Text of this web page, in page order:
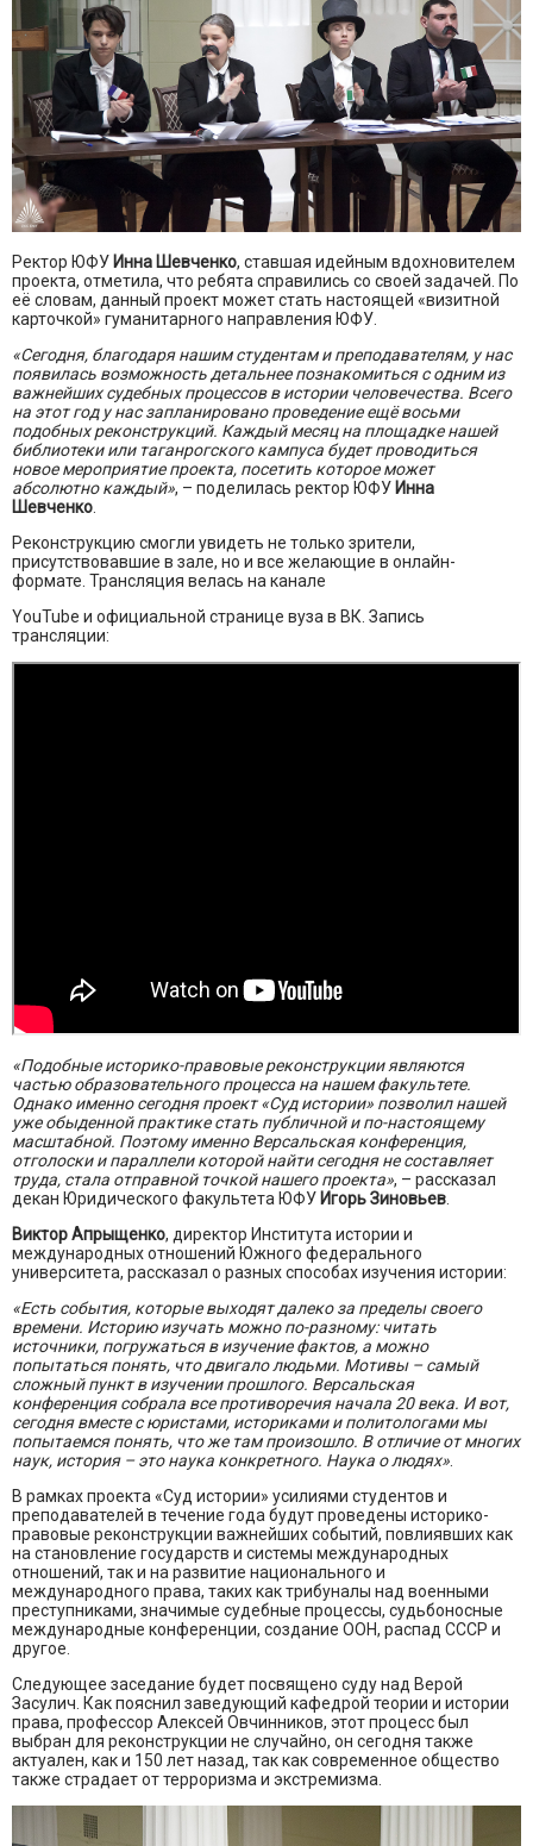
Ректор ЮФУ Инна Шевченко, ставшая идейным вдохновителем
проекта, отметила, что ребята справились со своей задачей. По
её словам, данный проект может стать настоящей «визитной
карточкой» гуманитарного направления ЮФУ.
«Сегодня, благодаря нашим студентам и преподавателям, у нас
появилась возможность детальнее познакомиться с одним из
важнейших судебных процессов в истории человечества. Всего
на этот год у нас запланировано проведение ещё восьми
подобных реконструкций. Каждый месяц на площадке нашей
библиотеки или таганрогского кампуса будет проводиться
новое мероприятие проекта, посетить которое может
абсолютно каждый», – поделилась ректор ЮФУ Инна
Шевченко.
Реконструкцию смогли увидеть не только зрители,
присутствовавшие в зале, но и все желающие в онлайн-
формате. Трансляция велась на канале
YouTube и официальной странице вуза в ВК. Запись
трансляции:
«Подобные историко-правовые реконструкции являются
частью образовательного процесса на нашем факультете.
Однако именно сегодня проект «Суд истории» позволил нашей
уже обыденной практике стать публичной и по-настоящему
масштабной. Поэтому именно Версальская конференция,
отголоски и параллели которой найти сегодня не составляет
труда, стала отправной точкой нашего проекта», – рассказал
декан Юридического факультета ЮФУ Игорь Зиновьев.
Виктор Апрыщенко, директор Института истории и
международных отношений Южного федерального
университета, рассказал о разных способах изучения истории:
«Есть события, которые выходят далеко за пределы своего
времени. Историю изучать можно по-разному: читать
источники, погружаться в изучение фактов, а можно
попытаться понять, что двигало людьми. Мотивы – самый
сложный пункт в изучении прошлого. Версальская
конференция собрала все противоречия начала 20 века. И вот,
сегодня вместе с юристами, историками и политологами мы
попытаемся понять, что же там произошло. В отличие от многих
наук, история – это наука конкретного. Наука о людях».
В рамках проекта «Суд истории» усилиями студентов и
преподавателей в течение года будут проведены историко-
правовые реконструкции важнейших событий, повлиявших как
на становление государств и системы международных
отношений, так и на развитие национального и
международного права, таких как трибуналы над военными
преступниками, значимые судебные процессы, судьбоносные
международные конференции, создание ООН, распад СССР и
другое.
Следующее заседание будет посвящено суду над Верой
Засулич. Как пояснил заведующий кафедрой теории и истории
права, профессор Алексей Овчинников, этот процесс был
выбран для реконструкции не случайно, он сегодня также
актуален, как и 150 лет назад, так как современное общество
также страдает от терроризма и экстремизма.